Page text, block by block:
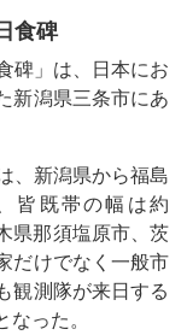
食碑
碑」は、日本にお
新潟県三条市にあ
、新潟県から福島
皆既帯の幅は約
県那須塩原市、茨
だけでなく一般市
観測隊が来日する
った。